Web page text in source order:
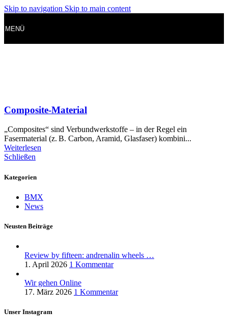
Skip to navigation Skip to main content
MENÜ
Composite-Material
„Composites“ sind Verbundwerkstoffe – in der Regel ein
Fasermaterial (z. B. Carbon, Aramid, Glasfaser) kombini...
Weiterlesen
Schließen
Kategorien
BMX
News
Neusten Beiträge
Review by fifteen: andrenalin wheels …
1. April 2026 1 Kommentar
Wir gehen Online
17. März 2026 1 Kommentar
Unser Instagram